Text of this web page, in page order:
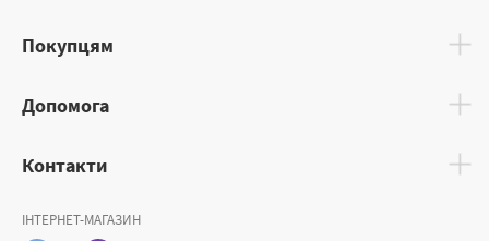
Покупцям
Допомога
Контакти
ІНТЕРНЕТ-МАГАЗИН